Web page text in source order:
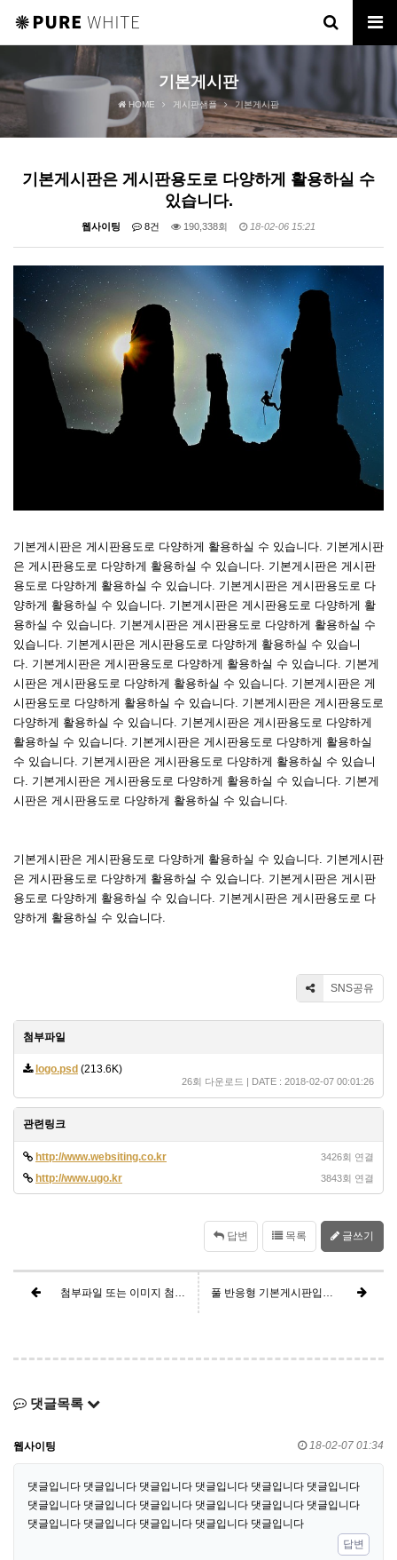
기본게시판
HOME 게시판샘플 기본게시판
기본게시판은 게시판용도로 다양하게 활용하실 수
있습니다.
웹사이팅 8건 190,338회 18-02-06 15:21
기본게시판은 게시판용도로 다양하게 활용하실 수 있습니다. 기본게시판
은 게시판용도로 다양하게 활용하실 수 있습니다. 기본게시판은 게시판
용도로 다양하게 활용하실 수 있습니다. 기본게시판은 게시판용도로 다
양하게 활용하실 수 있습니다. 기본게시판은 게시판용도로 다양하게 활
용하실 수 있습니다. 기본게시판은 게시판용도로 다양하게 활용하실 수
있습니다. 기본게시판은 게시판용도로 다양하게 활용하실 수 있습니
다. 기본게시판은 게시판용도로 다양하게 활용하실 수 있습니다. 기본게
시판은 게시판용도로 다양하게 활용하실 수 있습니다. 기본게시판은 게
시판용도로 다양하게 활용하실 수 있습니다. 기본게시판은 게시판용도로
다양하게 활용하실 수 있습니다. 기본게시판은 게시판용도로 다양하게
활용하실 수 있습니다. 기본게시판은 게시판용도로 다양하게 활용하실
수 있습니다. 기본게시판은 게시판용도로 다양하게 활용하실 수 있습니
다. 기본게시판은 게시판용도로 다양하게 활용하실 수 있습니다. 기본게
시판은 게시판용도로 다양하게 활용하실 수 있습니다.
기본게시판은 게시판용도로 다양하게 활용하실 수 있습니다. 기본게시판
은 게시판용도로 다양하게 활용하실 수 있습니다. 기본게시판은 게시판
용도로 다양하게 활용하실 수 있습니다. 기본게시판은 게시판용도로 다
양하게 활용하실 수 있습니다.
SNS공유
첨부파일
logo.psd (213.6K)
26회 다운로드 | DATE : 2018-02-07 00:01:26
관련링크
http://www.websiting.co.kr 3426회 연결
http://www.ugo.kr 3843회 연결
답변 목록 글쓰기
첨부파일 또는 이미지 첨부와 링크가 궁금하다면 이 글을 확인하세요 풀 반응형 기본게시판입니다.
댓글목록
웹사이팅 18-02-07 01:34
댓글입니다 댓글입니다 댓글입니다 댓글입니다 댓글입니다 댓글입니다
댓글입니다 댓글입니다 댓글입니다 댓글입니다 댓글입니다 댓글입니다
댓글입니다 댓글입니다 댓글입니다 댓글입니다 댓글입니다
답변